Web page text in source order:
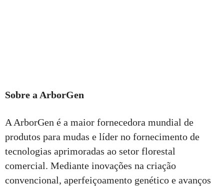
Sobre a ArborGen
A ArborGen é a maior fornecedora mundial de
produtos para mudas e líder no fornecimento de
tecnologias aprimoradas ao setor florestal
comercial. Mediante inovações na criação
convencional, aperfeiçoamento genético e avanços